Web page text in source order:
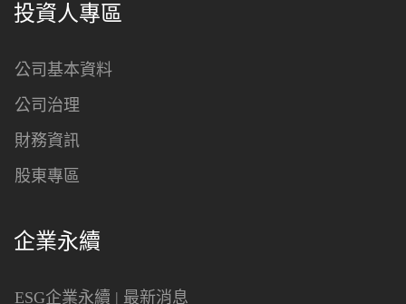
投資人專區
公司基本資料
公司治理
財務資訊
股東專區
企業永續
ESG企業永續 | 最新消息